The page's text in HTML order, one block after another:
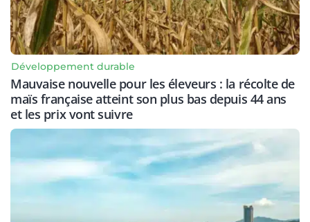
Développement durable
Mauvaise nouvelle pour les éleveurs : la récolte de
maïs française atteint son plus bas depuis 44 ans
et les prix vont suivre